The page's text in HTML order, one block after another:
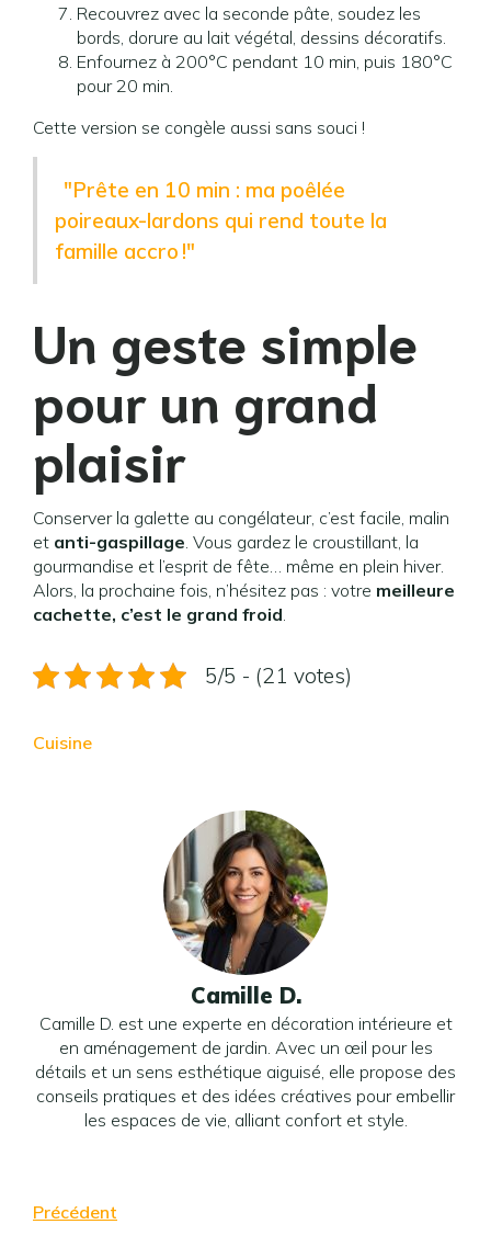
Recouvrez avec la seconde pâte, soudez les
bords, dorure au lait végétal, dessins décoratifs.
Enfournez à 200°C pendant 10 min, puis 180°C
pour 20 min.
Cette version se congèle aussi sans souci !
"Prête en 10 min : ma poêlée
poireaux-lardons qui rend toute la
famille accro !"
Un geste simple
pour un grand
plaisir
Conserver la galette au congélateur, c’est facile, malin
et anti-gaspillage. Vous gardez le croustillant, la
gourmandise et l’esprit de fête… même en plein hiver.
Alors, la prochaine fois, n’hésitez pas : votre meilleure
cachette, c’est le grand froid.
5/5 - (21 votes)
Cuisine
Camille D.
Camille D. est une experte en décoration intérieure et
en aménagement de jardin. Avec un œil pour les
détails et un sens esthétique aiguisé, elle propose des
conseils pratiques et des idées créatives pour embellir
les espaces de vie, alliant confort et style.
Précédent